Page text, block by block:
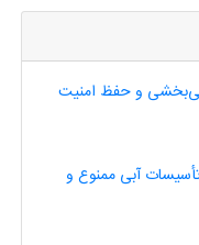
و حفظ امنیت
آبی ممنوع و